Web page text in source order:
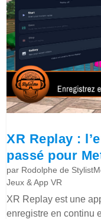
XR Replay :
passé pour
par Rodolphe de
Jeux & App VR
XR Replay est une
enregistre en continu